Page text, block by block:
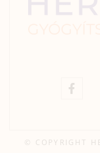
© COPYRIGHT